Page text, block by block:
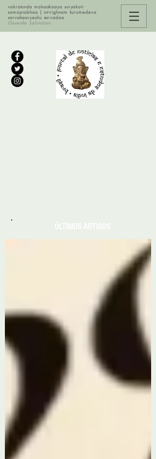
vakratunda mahaakaaya suryakoti
samaprabhaa | nirvighnam kurumedeva
sarvakaaryeshu sarvadaa
Ganesha Salutation